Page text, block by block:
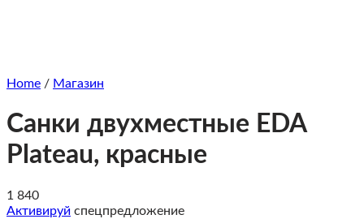
Home / Магазин
Санки двухместные EDA
Plateau, красные
1 840
Активируй спецпредложение